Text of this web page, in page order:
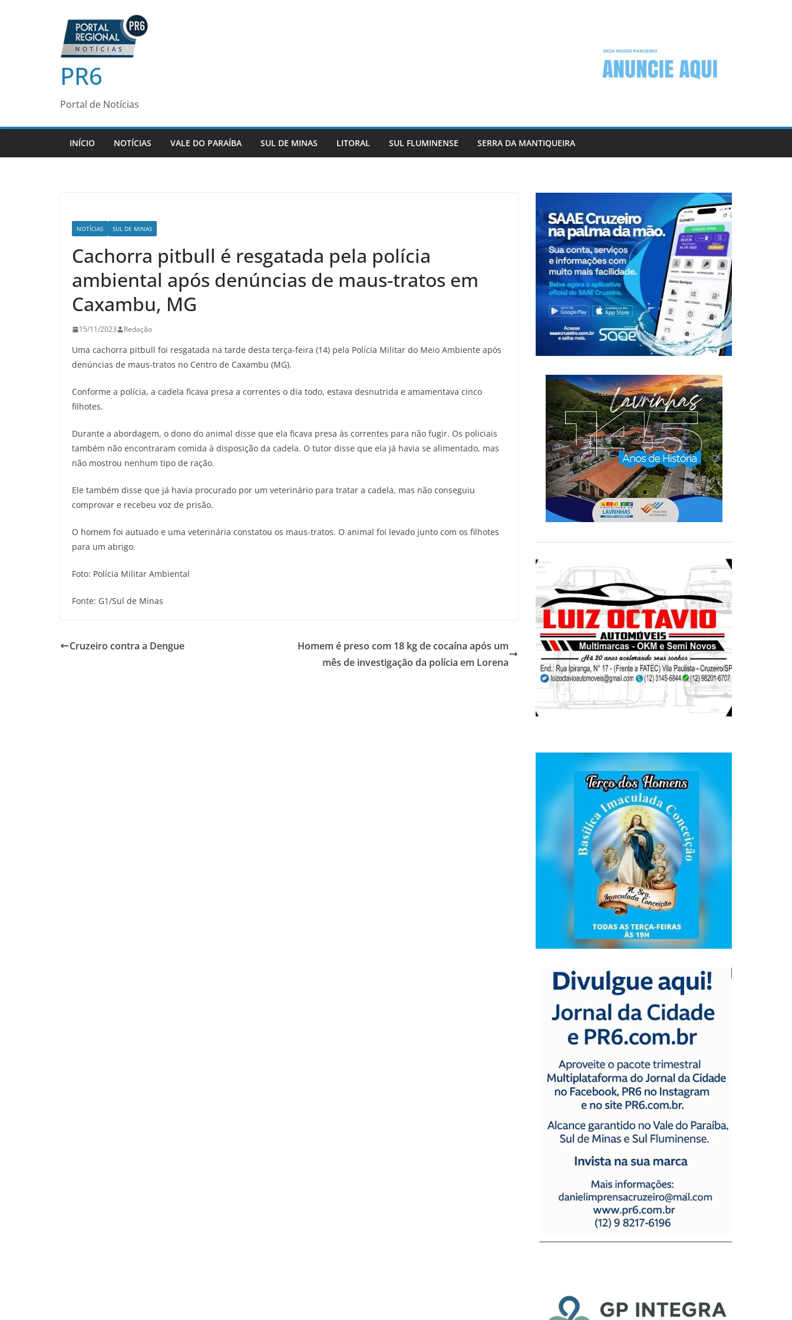
PR6
Portal de Notícias
INÍCIO NOTÍCIAS VALE DO PARAÍBA SUL DE MINAS LITORAL SUL FLUMINENSE SERRA DA MANTIQUEIRA
NOTÍCIAS SUL DE MINAS
Cachorra pitbull é resgatada pela polícia
ambiental após denúncias de maus-tratos em
Caxambu, MG
15/11/2023 Redação
Uma cachorra pitbull foi resgatada na tarde desta terça-feira (14) pela Polícia Militar do Meio Ambiente após
denúncias de maus-tratos no Centro de Caxambu (MG).
Conforme a polícia, a cadela ficava presa a correntes o dia todo, estava desnutrida e amamentava cinco
filhotes.
Durante a abordagem, o dono do animal disse que ela ficava presa às correntes para não fugir. Os policiais
também não encontraram comida à disposição da cadela. O tutor disse que ela já havia se alimentado, mas
não mostrou nenhum tipo de ração.
Ele também disse que já havia procurado por um veterinário para tratar a cadela, mas não conseguiu
comprovar e recebeu voz de prisão.
O homem foi autuado e uma veterinária constatou os maus-tratos. O animal foi levado junto com os filhotes
para um abrigo.
Foto: Polícia Militar Ambiental
Fonte: G1/Sul de Minas
Cruzeiro contra a Dengue
Homem é preso com 18 kg de cocaína após um
mês de investigação da polícia em Lorena